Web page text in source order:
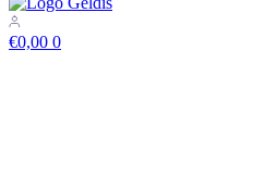
€0,00 0